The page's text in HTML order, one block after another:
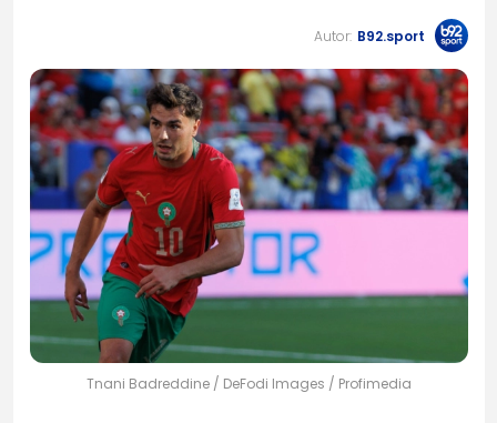
Autor: B92.sport
Tnani Badreddine / DeFodi Images / Profimedia